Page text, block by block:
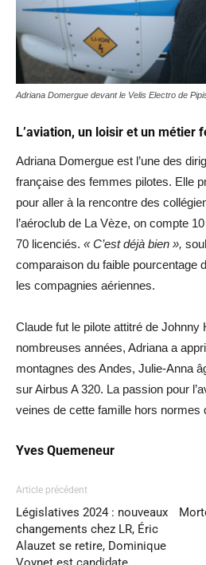
Adriana Domergue devant le Velis Electro de
L’aviation, un loisir et un métier
Adriana Domergue est l’une des
française des femmes pilotes. Elle
pour aller à la rencontre des
l’aéroclub de La Vèze, on compte
70 licenciés. « C’est déjà bien »,
comparaison du faible pourcentage
les compagnies aériennes.
Claude fut le pilote attitré de Johnny
nombreuses années, Adriana a
montagnes des Andes, Julie-Anna
sur Airbus A 320. La passion pour
veines de cette famille hors normes
Yves Quemeneur
Article précédent
Législatives 2024 : nouveaux
changements chez LR, Éric
Alauzet se retire, Dominique